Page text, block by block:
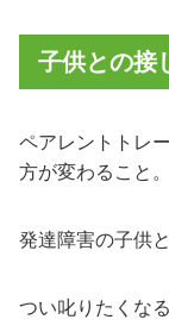
子供との接
ペアレントトレ
方が変わること。
発達障害の子供
つい叱りたくな